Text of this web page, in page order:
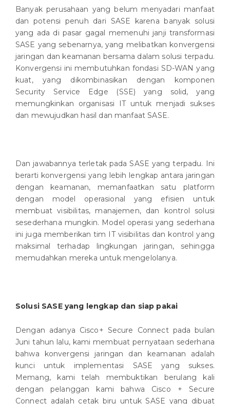
Banyak perusahaan yang belum menyadari manfaat
dan potensi penuh dari SASE karena banyak solusi
yang ada di pasar gagal memenuhi janji transformasi
SASE yang sebenarnya, yang melibatkan konvergensi
jaringan dan keamanan bersama dalam solusi terpadu.
Konvergensi ini membutuhkan fondasi SD-WAN yang
kuat, yang dikombinasikan dengan komponen
Security Service Edge (SSE) yang solid, yang
memungkinkan organisasi IT untuk menjadi sukses
dan mewujudkan hasil dan manfaat SASE.
Dan jawabannya terletak pada SASE yang terpadu. Ini
berarti konvergensi yang lebih lengkap antara jaringan
dengan keamanan, memanfaatkan satu platform
dengan model operasional yang efisien untuk
membuat visibilitas, manajemen, dan kontrol solusi
sesederhana mungkin. Model operasi yang sederhana
ini juga memberikan tim IT visibilitas dan kontrol yang
maksimal terhadap lingkungan jaringan, sehingga
memudahkan mereka untuk mengelolanya.
Solusi SASE yang lengkap dan siap pakai
Dengan adanya Cisco+ Secure Connect pada bulan
Juni tahun lalu, kami membuat pernyataan sederhana
bahwa konvergensi jaringan dan keamanan adalah
kunci untuk implementasi SASE yang sukses.
Memang, kami telah membuktikan berulang kali
dengan pelanggan kami bahwa Cisco + Secure
Connect adalah cetak biru untuk SASE yang dibuat